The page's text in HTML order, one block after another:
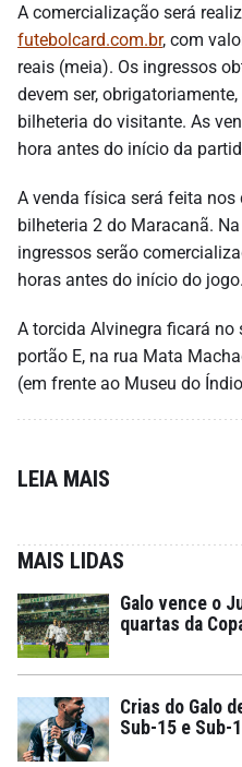
A comercialização será
futebolcard.com.br, com
reais (meia). Os ingressos
devem ser,
bilheteria do visitante. As
hora antes do início da
A venda física será feita nos
bilheteria 2 do Maracanã.
ingressos serão
horas antes do início do jogo.
A torcida Alvinegra ficará no
portão E, na rua Mata
(em frente ao Museu do
LEIA MAIS
MAIS LIDAS
Galo vence o
quartas da
Crias do Galo
Sub-15 e Sub-